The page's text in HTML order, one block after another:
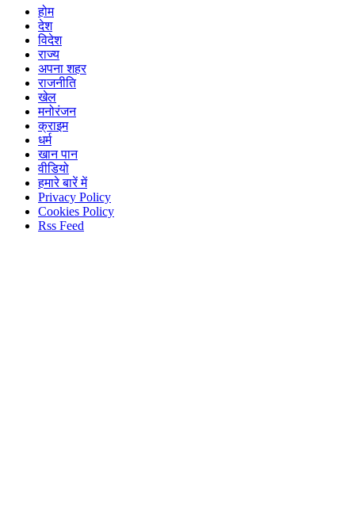
होम
देश
विदेश
राज्य
अपना शहर
राजनीति
खेल
मनोरंजन
क्राइम
धर्म
खान पान
वीडियो
हमारे बारें में
Privacy Policy
Cookies Policy
Rss Feed